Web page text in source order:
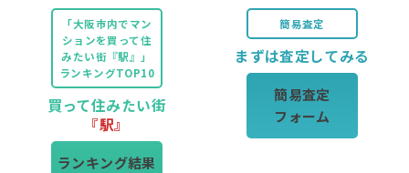
「大阪市内でマン
ションを買って住
みたい街『駅』」
ランキングTOP10
買って住みたい街
『駅』
ランキング結果
簡易査定
まずは査定してみる
簡易査定
フォーム